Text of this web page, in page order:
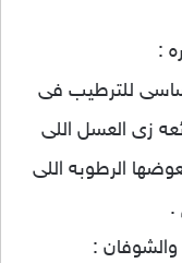
:
للترطيب فى
زى العسل اللى
الرطوبه اللى
.
: